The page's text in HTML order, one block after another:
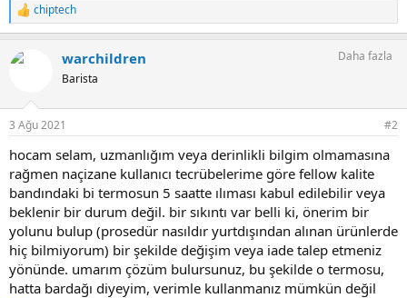
T
e
k
chiptech
warchildren
Barista
Daha fazla
3 Ağu 2021 #2
hocam selam, uzmanlığım veya derinlikli bilgim olmamasına
rağmen naçizane kullanıcı tecrübelerime göre fellow kalite
bandındaki bi termosun 5 saatte ılıması kabul edilebilir veya
beklenir bir durum değil. bir sıkıntı var belli ki, önerim bir
yolunu bulup (prosedür nasıldır yurtdışından alınan ürünlerde
hiç bilmiyorum) bir şekilde değişim veya iade talep etmeniz
yönünde. umarım çözüm bulursunuz, bu şekilde o termosu,
hatta bardağı diyeyim, verimle kullanmanız mümkün değil